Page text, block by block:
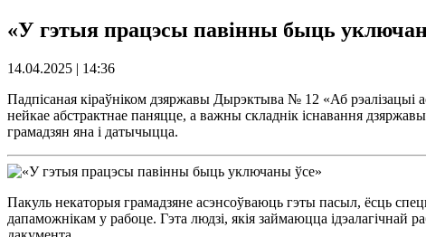
«У гэтыя працэсы павiнны быць
14.04.2025 | 14:36
Падпiсаная кiраўнiком дзяржавы Дырэктыва № 12 «Аб рэалiзацыi
нейкае абстрактнае паняцце, а важны складнiк iснавання
грамадзян яна i датычыцца.
Пакуль некаторыя грамадзяне асэнсоўваюць гэты пасыл, ёсць
дапаможнiкам у рабоце. Гэта людзi, якiя займаюцца iдэалагiчнай